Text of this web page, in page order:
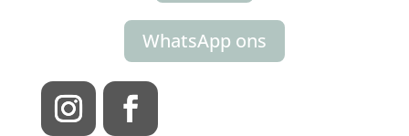
WhatsApp ons